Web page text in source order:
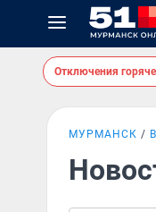
Отключения
МУРМАНСК